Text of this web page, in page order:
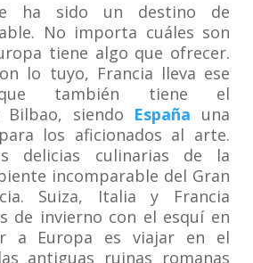
ha sido un destino de
No importa cuáles son
tiene algo que ofrecer.
lo tuyo, Francia lleva ese
también tiene el
Bilbao, siendo España una
los aficionados al arte.
delicias culinarias de la
incomparable del Gran
Suiza, Italia y Francia
de invierno con el esquí en
a Europa es viajar en el
antiguas ruinas romanas